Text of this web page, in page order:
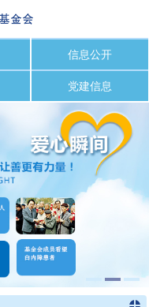
信息公开
党建信息